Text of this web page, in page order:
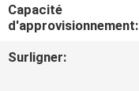
NOUVELLES
DEMANDEZ
Capacité
d'approvisionnement:
Surligner: